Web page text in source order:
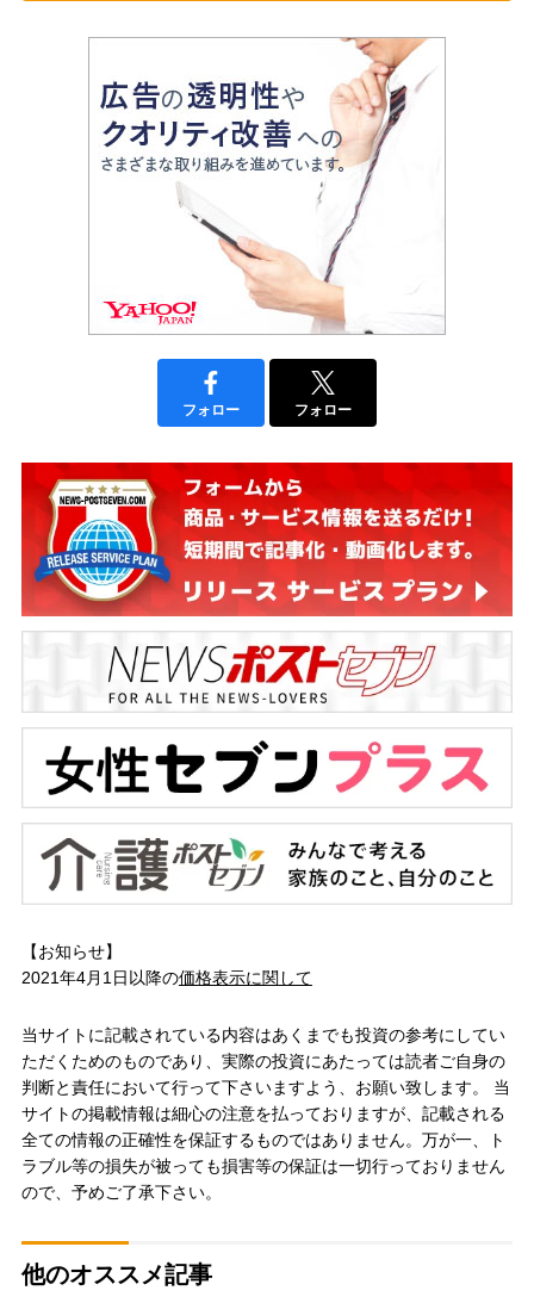
フォロー フォロー
【お知らせ】
2021年4月1日以降の価格表示に関して
当サイトに記載されている内容はあくまでも投資の参考にしてい
ただくためのものであり、実際の投資にあたっては読者ご自身の
判断と責任において行って下さいますよう、お願い致します。 当
サイトの掲載情報は細心の注意を払っておりますが、記載される
全ての情報の正確性を保証するものではありません。万が一、ト
ラブル等の損失が被っても損害等の保証は一切行っておりません
ので、予めご了承下さい。
他のオススメ記事